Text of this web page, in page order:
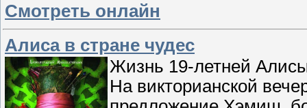
Смотреть онлайн
Алиса в стране чудес
Жизнь 19-летней
На викторианской